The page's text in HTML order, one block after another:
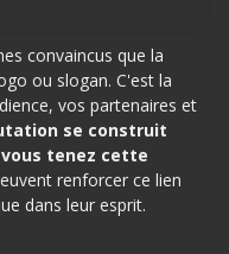
convaincus que la
ou slogan. C'est la
vos partenaires et
se construit
tenez cette
renforcer ce lien
dans leur esprit.